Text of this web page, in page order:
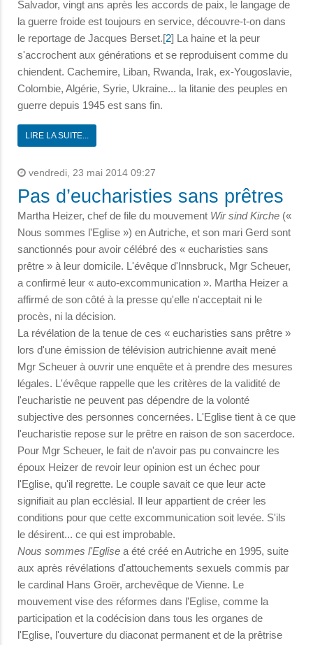
Salvador, vingt ans après les accords de paix, le langage de
la guerre froide est toujours en service, découvre-t-on dans
le reportage de Jacques Berset.[2] La haine et la peur
s'accrochent aux générations et se reproduisent comme du
chiendent. Cachemire, Liban, Rwanda, Irak, ex-Yougoslavie,
Colombie, Algérie, Syrie, Ukraine... la litanie des peuples en
guerre depuis 1945 est sans fin.
LIRE LA SUITE...
vendredi, 23 mai 2014 09:27
Pas d’eucharisties sans prêtres
Martha Heizer, chef de file du mouvement Wir sind Kirche («
Nous sommes l'Eglise ») en Autriche, et son mari Gerd sont
sanctionnés pour avoir célébré des « eucharisties sans
prêtre » à leur domicile. L'évêque d'Innsbruck, Mgr Scheuer,
a confirmé leur « auto-excommunication ». Martha Heizer a
affirmé de son côté à la presse qu'elle n'acceptait ni le
procès, ni la décision.
La révélation de la tenue de ces « eucharisties sans prêtre »
lors d'une émission de télévision autrichienne avait mené
Mgr Scheuer à ouvrir une enquête et à prendre des mesures
légales. L'évêque rappelle que les critères de la validité de
l'eucharistie ne peuvent pas dépendre de la volonté
subjective des personnes concernées. L'Eglise tient à ce que
l'eucharistie repose sur le prêtre en raison de son sacerdoce.
Pour Mgr Scheuer, le fait de n'avoir pas pu convaincre les
époux Heizer de revoir leur opinion est un échec pour
l'Eglise, qu'il regrette. Le couple savait ce que leur acte
signifiait au plan ecclésial. Il leur appartient de créer les
conditions pour que cette excommunication soit levée. S'ils
le désirent... ce qui est improbable.
Nous sommes l'Eglise a été créé en Autriche en 1995, suite
aux après révélations d'attouchements sexuels commis par
le cardinal Hans Groër, archevêque de Vienne. Le
mouvement vise des réformes dans l'Eglise, comme la
participation et la codécision dans tous les organes de
l'Eglise, l'ouverture du diaconat permanent et de la prêtrise